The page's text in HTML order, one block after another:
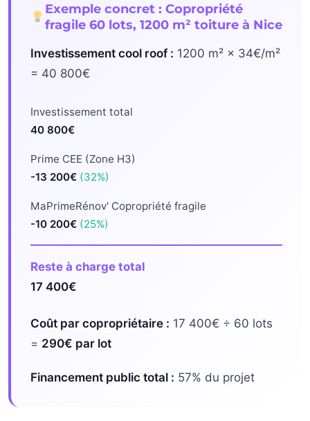
Exemple concret : Copropriété
fragile 60 lots, 1200 m² toiture à Nice
Investissement cool roof : 1200 m² × 34€/m²
= 40 800€
Investissement total
40 800€
Prime CEE (Zone H3)
-13 200€ (32%)
MaPrimeRénov' Copropriété fragile
-10 200€ (25%)
Reste à charge total
17 400€
Coût par copropriétaire : 17 400€ ÷ 60 lots
= 290€ par lot
Financement public total : 57% du projet